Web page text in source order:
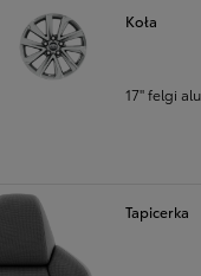
Koła
17" felgi
Tapicerka